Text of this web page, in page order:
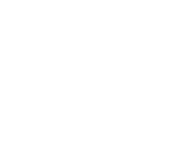
Девушка в